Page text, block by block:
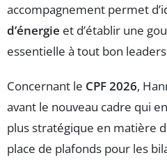
accompagnement permet
d’énergie et d’établir une
essentielle à tout bon
Concernant le CPF 2026,
avant le nouveau cadre qui
plus stratégique en matière
place de plafonds pour les